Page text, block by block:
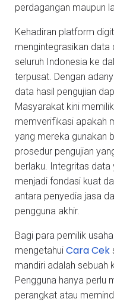
perdagangan maupun
Kehadiran platform
mengintegrasikan
seluruh Indonesia ke
terpusat. Dengan
data hasil pengujian
Masyarakat kini
memverifikasi apakah
yang mereka gunakan
prosedur pengujian
berlaku. Integritas
menjadi fondasi kuat
antara penyedia jasa
pengguna akhir.
Bagi para pemilik
mengetahui Cara Cek
mandiri adalah sebuah
Pengguna hanya perlu
perangkat atau